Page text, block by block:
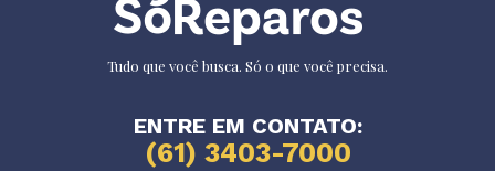
Tudo que você busca. Só o que você precisa.
ENTRE EM CONTATO:
(61) 3403-7000